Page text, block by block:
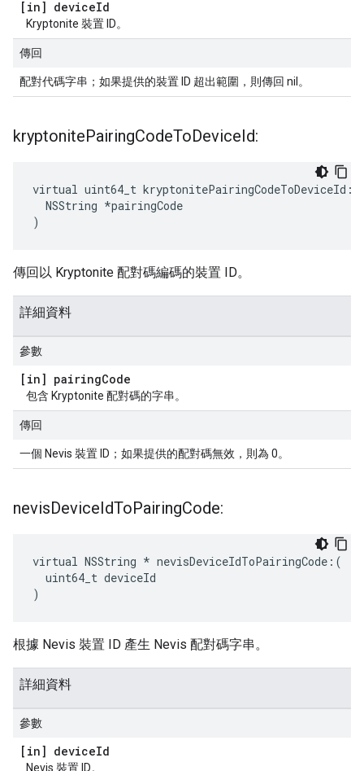
[in] deviceId
Kryptonite 裝置 ID。
傳回
配對代碼字串；如果提供的裝置 ID 超出範圍，則傳回 nil。
kryptonitePairingCodeToDeviceId:
virtual uint64_t kryptonitePairingCodeToDeviceId:(
  NSString *pairingCode
)
傳回以 Kryptonite 配對碼編碼的裝置 ID。
詳細資料
參數
[in] pairingCode
包含 Kryptonite 配對碼的字串。
傳回
一個 Nevis 裝置 ID；如果提供的配對碼無效，則為 0。
nevisDeviceIdToPairingCode:
virtual NSString * nevisDeviceIdToPairingCode:(
  uint64_t deviceId
)
根據 Nevis 裝置 ID 產生 Nevis 配對碼字串。
詳細資料
參數
[in] deviceId
Nevis 裝置 ID。